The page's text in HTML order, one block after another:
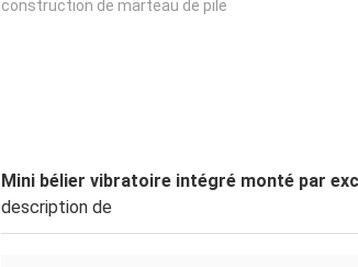
construction de marteau de pile
Mini bélier vibratoire intégré monté par
description de